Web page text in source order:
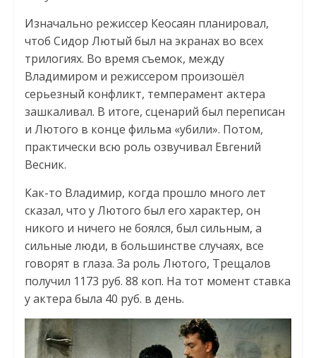
Изначально режиссер Кеосаян планировал,
чтоб Сидор Лютый был на экранах во всех
трилогиях. Во время съемок, между
Владимиром и режиссером произошёл
серьезный конфликт, темперамент актера
зашкаливал. В итоге, сценарий был переписан
и Лютого в конце фильма «убили». Потом,
практически всю роль озвучивал Евгений
Весник.
Как-то Владимир, когда прошло много лет
сказал, что у Лютого был его характер, он
никого и ничего не боялся, был сильным, а
сильные люди, в большинстве случаях, все
говорят в глаза. За роль Лютого, Трещалов
получил 1173 руб. 88 коп. На тот момент ставка
у актера была 40 руб. в день.